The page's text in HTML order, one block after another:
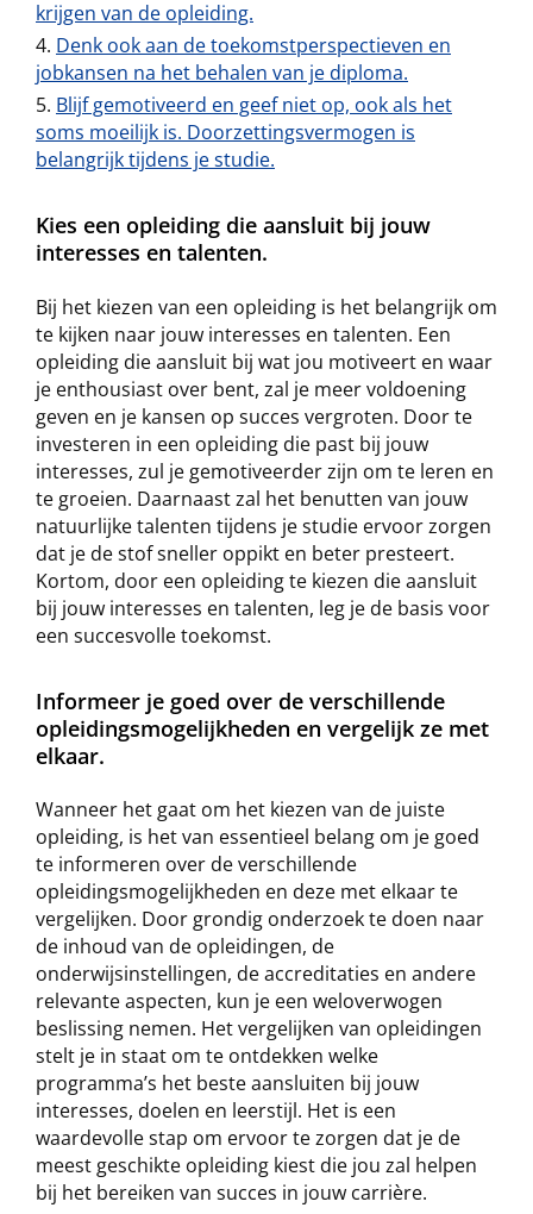
krijgen van de opleiding.
Denk ook aan de toekomstperspectieven en
jobkansen na het behalen van je diploma.
Blijf gemotiveerd en geef niet op, ook als het
soms moeilijk is. Doorzettingsvermogen is
belangrijk tijdens je studie.
Kies een opleiding die aansluit bij jouw
interesses en talenten.
Bij het kiezen van een opleiding is het belangrijk om
te kijken naar jouw interesses en talenten. Een
opleiding die aansluit bij wat jou motiveert en waar
je enthousiast over bent, zal je meer voldoening
geven en je kansen op succes vergroten. Door te
investeren in een opleiding die past bij jouw
interesses, zul je gemotiveerder zijn om te leren en
te groeien. Daarnaast zal het benutten van jouw
natuurlijke talenten tijdens je studie ervoor zorgen
dat je de stof sneller oppikt en beter presteert.
Kortom, door een opleiding te kiezen die aansluit
bij jouw interesses en talenten, leg je de basis voor
een succesvolle toekomst.
Informeer je goed over de verschillende
opleidingsmogelijkheden en vergelijk ze met
elkaar.
Wanneer het gaat om het kiezen van de juiste
opleiding, is het van essentieel belang om je goed
te informeren over de verschillende
opleidingsmogelijkheden en deze met elkaar te
vergelijken. Door grondig onderzoek te doen naar
de inhoud van de opleidingen, de
onderwijsinstellingen, de accreditaties en andere
relevante aspecten, kun je een weloverwogen
beslissing nemen. Het vergelijken van opleidingen
stelt je in staat om te ontdekken welke
programma’s het beste aansluiten bij jouw
interesses, doelen en leerstijl. Het is een
waardevolle stap om ervoor te zorgen dat je de
meest geschikte opleiding kiest die jou zal helpen
bij het bereiken van succes in jouw carrière.